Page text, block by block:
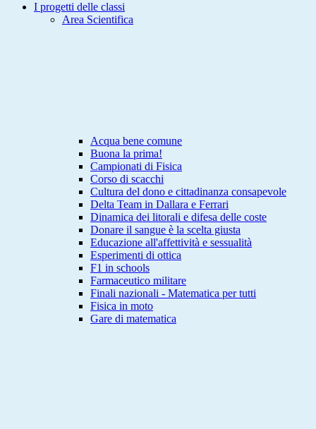
I progetti delle classi
Area Scientifica
Acqua bene comune
Buona la prima!
Campionati di Fisica
Corso di scacchi
Cultura del dono e cittadinanza consapevole
Delta Team in Dallara e Ferrari
Dinamica dei litorali e difesa delle coste
Donare il sangue è la scelta giusta
Educazione all'affettività e sessualità
Esperimenti di ottica
F1 in schools
Farmaceutico militare
Finali nazionali - Matematica per tutti
Fisica in moto
Gare di matematica